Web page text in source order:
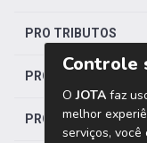
PRO TRIBUTOS
PRO TRABALHISTA
PRO SAÚDE